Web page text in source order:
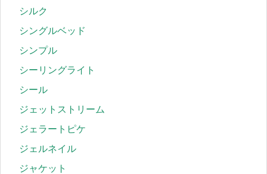
シルク
シングルベッド
シンプル
シーリングライト
シール
ジェットストリーム
ジェラートピケ
ジェルネイル
ジャケット